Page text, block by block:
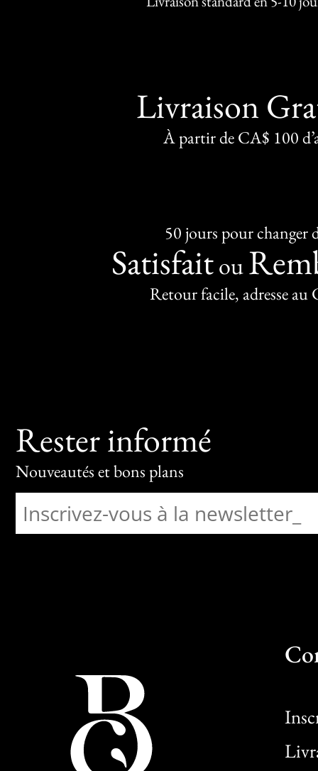
Livraison
À partir de CA$ 100
50 jours pour changer
Satisfaitou
Retour facile, adresse au
Rester informé
Nouveautés et bons plans